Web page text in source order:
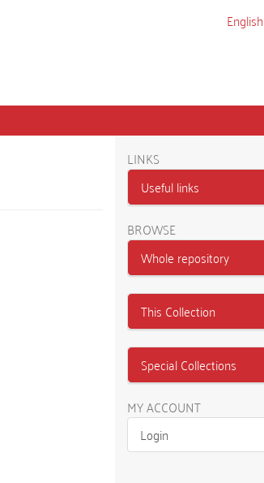
English
LINKS
Useful links
BROWSE
Whole repository
This Collection
Special Collections
MY ACCOUNT
Login